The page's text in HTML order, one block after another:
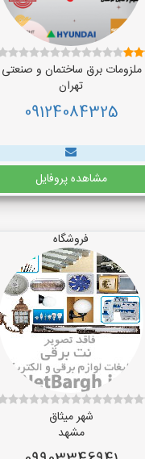
ملزومات برق ساختمان و
تهران
09124084325
مشاهده پروفایل
فروشگاه
شهر میثاق
مشهد